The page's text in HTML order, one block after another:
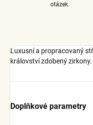
otázek.
Luxusní a propracovaný
království zdobený zirkony.
Doplňkové parametry